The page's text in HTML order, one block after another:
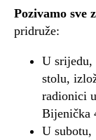
Pozivamo sve
pridruže:
U srijedu,
stolu,
radionici
Bijenička
U subotu,